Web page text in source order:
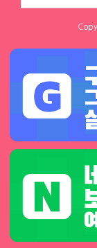
■ ■